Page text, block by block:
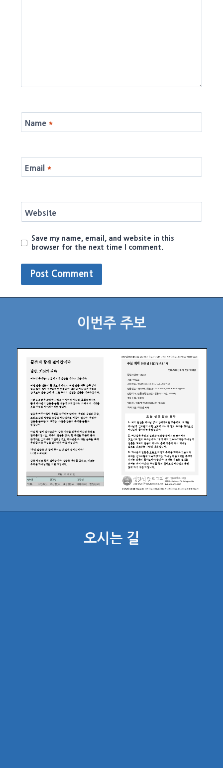
Name *
Email *
Website
Save my name, email, and website in this
browser for the next time I comment.
이번주 주보
오시는 길